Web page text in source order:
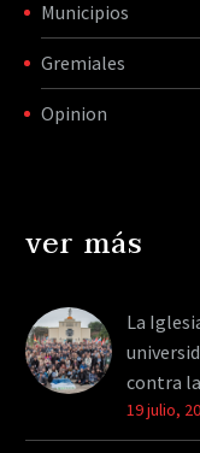
Municipios
Gremiales
Opinion
ver más
La
contra
19 julio,